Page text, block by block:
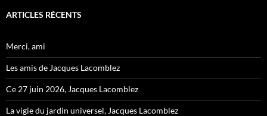
ARTICLES RÉCENTS
Merci, ami
Les amis de Jacques Lacomblez
Ce 27 juin 2026, Jacques Lacomblez
La vigie du jardin universel, Jacques Lacomblez